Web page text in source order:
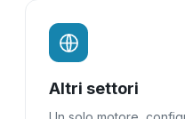
Altri settori